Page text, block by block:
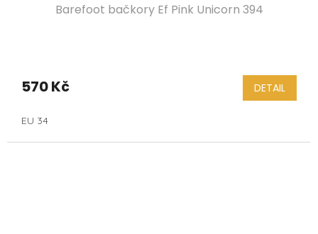
Barefoot bačkory Ef Pink Unicorn 394
570 Kč DETAIL
EU 34